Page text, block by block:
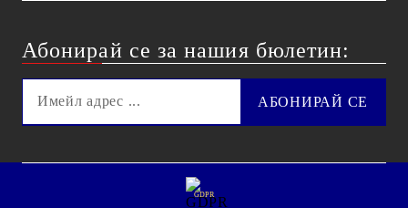
Абонирай се за нашия бюлетин:
GDPR